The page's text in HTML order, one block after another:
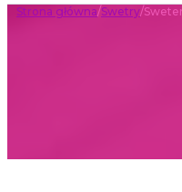
Strona główna/Swetry/